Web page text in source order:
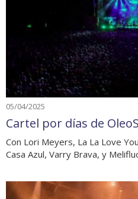
05/04/2025
Cartel por días de
Con Lori Meyers, La La Love
Casa Azul, Varry Brava, y